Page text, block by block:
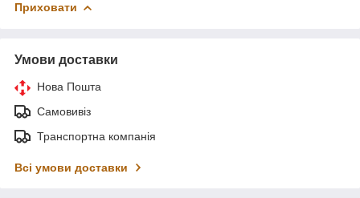
Приховати
Умови доставки
Нова Пошта
Самовивіз
Транспортна компанія
Всі умови доставки